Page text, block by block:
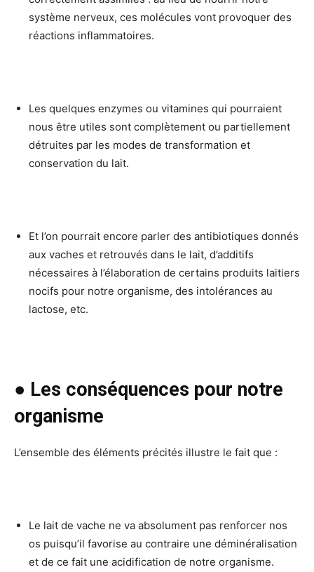
système nerveux, ces molécules vont provoquer des
réactions inflammatoires.
Les quelques enzymes ou vitamines qui pourraient
nous être utiles sont complètement ou partiellement
détruites par les modes de transformation et
conservation du lait.
Et l’on pourrait encore parler des antibiotiques donnés
aux vaches et retrouvés dans le lait, d’additifs
nécessaires à l’élaboration de certains produits laitiers
nocifs pour notre organisme, des intolérances au
lactose, etc.
● Les conséquences pour notre
organisme
L’ensemble des éléments précités illustre le fait que :
Le lait de vache ne va absolument pas renforcer nos
os puisqu’il favorise au contraire une déminéralisation
et de ce fait une acidification de notre organisme.